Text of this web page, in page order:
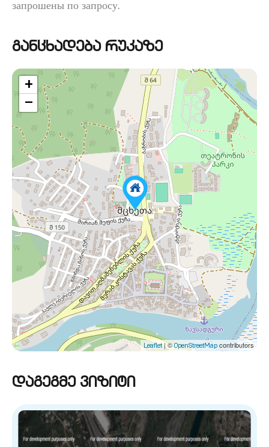
запрошены по запросу.
განცხადება რუკაზე
+
−
Leaflet| ©OpenStreetMapcontributors
დაგეგმე ვიზიტი